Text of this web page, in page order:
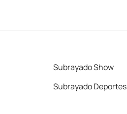
Subrayado Show
Subrayado Deportes